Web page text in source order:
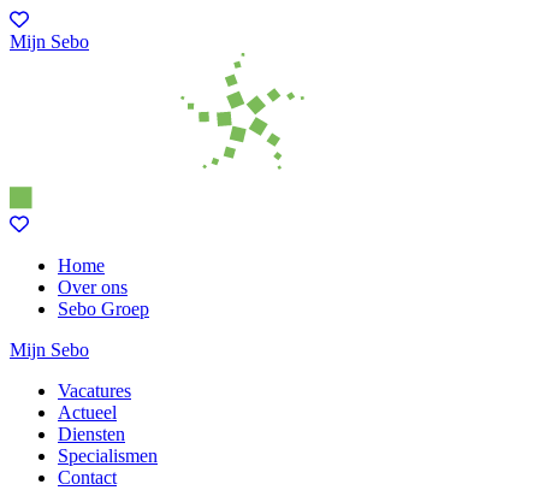
Mijn Sebo
Home
Over ons
Sebo Groep
Mijn Sebo
Vacatures
Actueel
Diensten
Specialismen
Contact